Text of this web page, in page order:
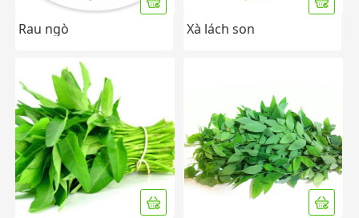
Rau ngò Xà lách son